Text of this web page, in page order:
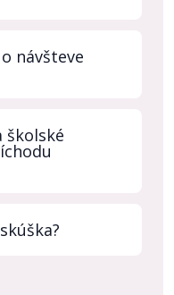
návšteve
školské